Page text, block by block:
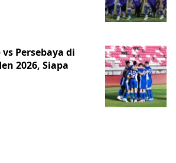
Persebaya di
2026, Siapa